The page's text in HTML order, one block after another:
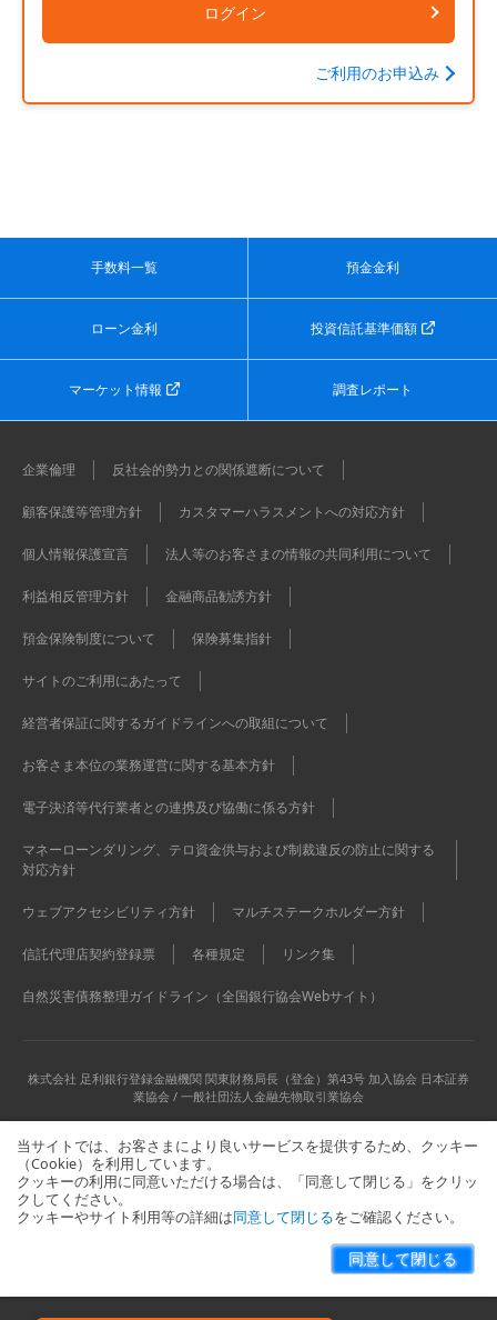
ログイン
ご利用のお申込み
手数料一覧 預金金利
ローン金利 投資信託基準価額
マーケット情報 調査レポート
企業倫理 反社会的勢力との関係遮断について
顧客保護等管理方針 カスタマーハラスメントへの対応方針
個人情報保護宣言 法人等のお客さまの情報の共同利用について
利益相反管理方針 金融商品勧誘方針
預金保険制度について 保険募集指針
サイトのご利用にあたって
経営者保証に関するガイドラインへの取組について
お客さま本位の業務運営に関する基本方針
電子決済等代行業者との連携及び協働に係る方針
マネーローンダリング、テロ資金供与および制裁違反の防止に関する
対応方針
ウェブアクセシビリティ方針 マルチステークホルダー方針
信託代理店契約登録票 各種規定 リンク集
自然災害債務整理ガイドライン（全国銀行協会Webサイト）
株式会社 足利銀行登録金融機関 関東財務局長（登金）第43号 加入協会 日本証券
業協会 / 一般社団法人金融先物取引業協会
Copyright © The Ashikaga Bank, Ltd. All Rights Reserved.
当サイトでは、お客さまにより良いサービスを提供するため、クッキー
（Cookie）を利用しています。
クッキーの利用に同意いただける場合は、「同意して閉じる」をクリッ
クしてください。
クッキーやサイト利用等の詳細は同意して閉じるをご確認ください。
同意して閉じる